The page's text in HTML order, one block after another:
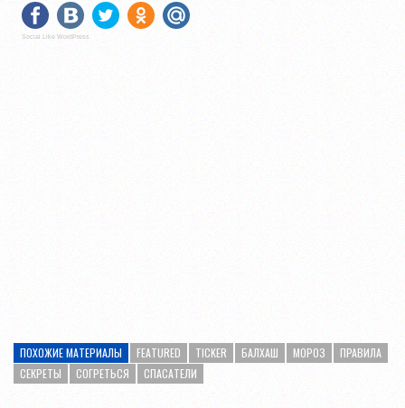
Social Like WordPress
ПОХОЖИЕ МАТЕРИАЛЫ FEATURED TICKER БАЛХАШ МОРОЗ
ПРАВИЛА
СЕКРЕТЫ
СОГРЕТЬСЯ СПАСАТЕЛИ